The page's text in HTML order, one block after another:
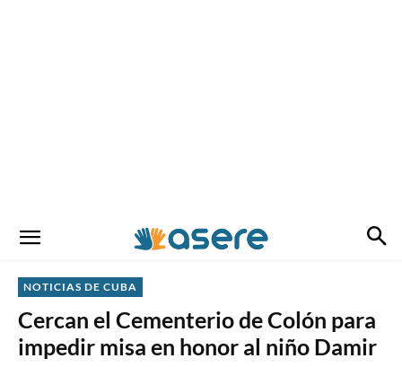
NOTICIAS DE CUBA
Cercan el Cementerio de Colón para
impedir misa en honor al niño Damir